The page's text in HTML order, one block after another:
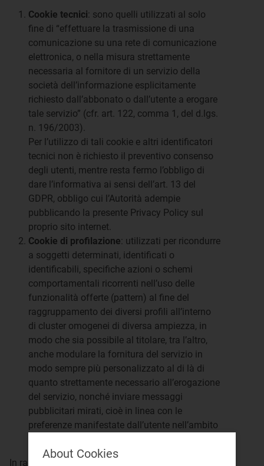
Cookie tecnici: sono quelli utilizzati al solo
fine di “effettuare la trasmissione di una
comunicazione su una rete di comunicazione
elettronica, o nella misura strettamente
necessaria al fornitore di un servizio della
società dell’informazione esplicitamente
richiesto dall’abbonato o dall’utente a erogare
tale servizio” (cfr. art. 122, comma 1, del d.lgs.
n. 196/2003).
Per l’utilizzo di tali cookie e altri identificatori
tecnici non è richiesto il preventivo consenso
degli utenti, mentre resta fermo l’obbligo di
dare l’informativa ai sensi dell’art. 13 del
GDPR, obbligo cui l’Autorità adempie
pubblicando la presente Privacy Policy sul
proprio sito internet.
Cookie di profilazione: utilizzati per ricondurre
a soggetti determinati, identificati o
identificabili, specifiche azioni o schemi
comportamentali ricorrenti nell’uso delle
funzionalità offerte (pattern) al fine del
raggruppamento dei diversi profili all’interno
di cluster omogenei di diversa ampiezza, in
modo che sia possibile al titolare, tra l’altro,
anche modulare la fornitura del servizio in
modo sempre più personalizzato al di là di
quanto strettamente necessario all’erogazione
del servizio, nonché inviare messaggi
pubblicitari mirati, cioè in linea con le
preferenze manifestate dall’utente nell’ambito
In ragione della particolare invasività che
About Cookies